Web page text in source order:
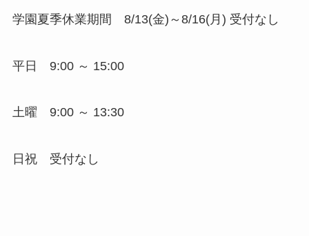
学園夏季休業期間 8/13(金)～8/16(月) 受付なし
平日 9:00 ～ 15:00
土曜 9:00 ～ 13:30
日祝 受付なし